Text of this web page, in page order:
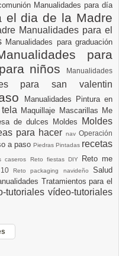
Manualidades para día
el dia de la Madre
Manualidades para el
Manualidades para graduación
para
niños
Manualidades
para san valentin
Manualidades Pintura en
Maquillaje Mascarillas Me
de dulces Moldes
Moldes
para hacer nav Operación
a paso Piedras Pintadas recetas
caseros Reto fiestas DIY
Reto me
10Reto packaging navideñoSalud
Tratamientos para el
tutoriales vídeo-tutoriales